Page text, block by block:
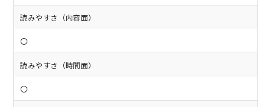
読みやすさ（内容面）
〇
読みやすさ（時間面）
〇